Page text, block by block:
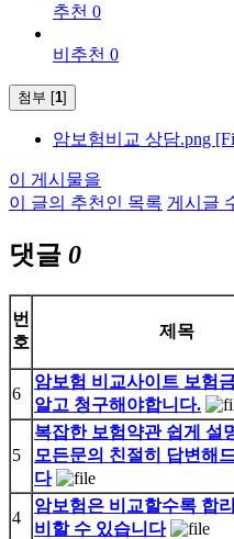
추천 0
비추천 0
첨부 [1]
암보험비교 상담.png
이 게시물을
이 글의 추천인 목록 게시글
댓글 0
번
호
제목
6
암보험 비교사이트 보험
알고 청구해야합니다.
5
복잡한 보험약관 쉽게 설
모든문의 친절히 답변해
다
4
암보험은 비교할수록 합
비할 수 있습니다